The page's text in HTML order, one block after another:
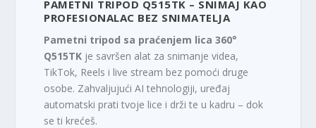
PAMETNI TRIPOD Q515TK – SNIMAJ KAO
PROFESIONALAC BEZ SNIMATELJA
Pametni tripod sa praćenjem lica 360°
Q515TK je savršen alat za snimanje videa,
TikTok, Reels i live stream bez pomoći druge
osobe. Zahvaljujući AI tehnologiji, uređaj
automatski prati tvoje lice i drži te u kadru – dok
se ti krećeš.